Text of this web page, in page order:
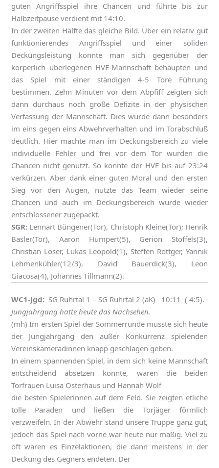
guten Angriffsspiel ihre Chancen und führte bis zur
Halbzeitpause verdient mit 14:10.
In der zweiten Hälfte das gleiche Bild. Über ein relativ gut
funktionierendes Angriffsspiel und einer soliden
Deckungsleistung konnte man sich gegenüber der
körperlich überlegenen HVE-Mannschaft behaupten und
das Spiel mit einer ständigen 4-5 Tore Führung
bestimmen. Zehn Minuten vor dem Abpfiff zeigten sich
dann durchaus noch große Defizite in der physischen
Verfassung der Mannschaft. Dies wurde dann besonders
im eins gegen eins Abwehrverhalten und im Torabschluß
deutlich. Hier machte man im Deckungsbereich zu viele
individuelle Fehler und frei vor dem Tor wurden die
Chancen nicht genutzt. So konnte der HVE bis auf 23:24
verkürzen. Aber dank einer guten Moral und den ersten
Sieg vor den Augen, nutzte das Team wieder seine
Chancen und auch im Deckungsbereich wurde wieder
entschlossener zugepackt.
SGR: Lennart Büngener(Tor), Christoph Kleine(Tor); Henrik
Basler(Tor), Aaron Humpert(5), Gerion Stoffels(3),
Christian Löser, Lukas Leopold(1), Steffen Röttger, Yannik
Lehmenkühler(12/3), David Bauerdick(3), Leon
Giacosa(4), Johannes Tillmann(2).
WC1-Jgd: SG Ruhrtal 1 – SG Ruhrtal 2 (aK) 10:11 ( 4:5).
Jungjahrgang hatte heute das Nachsehen.
(mh) Im ersten Spiel der Sommerrunde musste sich heute
der Jungjahrgang den außer Konkurrenz spielenden
Vereinskameradinnen knapp geschlagen geben.
In einem spannenden Spiel, in dem sich keine Mannschaft
entscheidend absetzen konnte, waren die beiden
Torfrauen Luisa Osterhaus und Hannah Wolf
die besten Spielerinnen auf dem Feld. Sie zeigten etliche
tolle Paraden und ließen die Torjäger förmlich
verzweifeln. In der Abwehr stand unsere Truppe ganz gut,
jedoch das Spiel nach vorne war heute nur mäßig. Viel zu
oft waren es Einzelaktionen, die dann meistens in der
Deckung des Gegners endeten. Der